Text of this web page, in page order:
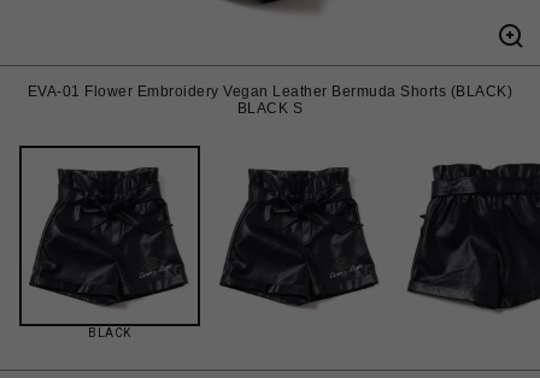
EVA-01 Flower Embroidery Vegan Leather Bermuda Shorts (BLACK)
BLACK S
BLACK